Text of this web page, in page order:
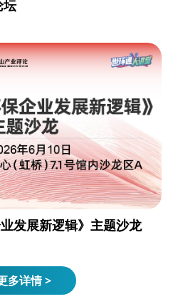
坛
发展新逻辑》主题沙龙
多详情 >